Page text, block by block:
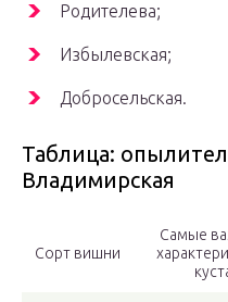
Родителева;
Избылевская;
Добросельская.
Таблица:
Владимирская
Сорт вишни
Самые